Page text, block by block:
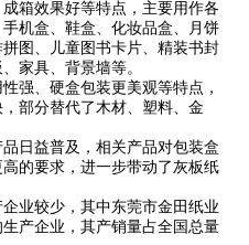
箱效果好等特点，主要用作各
机盒、鞋盒、化妆品盒、月饼
图、儿童图书卡片、精装书封
家具、背景墙等。
强、硬盒包装更美观等特点，
部分替代了木材、塑料、金
日益普及，相关产品对包装盒
的要求，进一步带动了灰板纸
业较少，其中东莞市金田纸业
产企业，其产销量占全国总量